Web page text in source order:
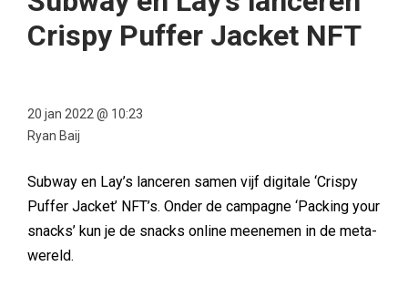
Crispy Puffer Jacket NFT
20 jan 2022 @ 10:23
Ryan Baij
Subway en Lay’s lanceren samen vijf digitale ‘Crispy
Puffer Jacket’ NFT’s. Onder de campagne ‘Packing your
snacks’ kun je de snacks online meenemen in de meta-
wereld.